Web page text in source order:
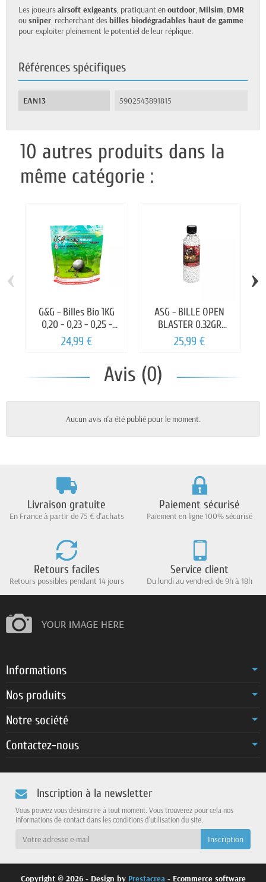
Les joueursairsoft exigeants, pratiquant enoutdoor, Milsim, DMR
ou sniper, recherchant desbilles biodégradables haut de gamme
pour exploiter pleinement le potentiel de leur réplique.
Références spécifiques
EAN13 5902543891815
10 autres produits dans la
même catégorie :
G&G - Billes Bio 1KG
0,20 - 0,23 - 0,25 -
0,28g
24,99 €
ASG - BILLE OPEN
BLASTER 0.32GR
BOUTEILLE 3300
BILLES AIRSO
25,99 €
‹ ›
Avis (0)
Aucun avis n'a été publié pour le moment.
Livraison gratuite
En France à partir de 75 € d'achats
Paiement sécurisé
Paiement en ligne 100% sécurisé
Retours faciles
Retours possibles pendant 14 jours
Service client
Du lundi au vendredi de 9h à 18h
Informations
Nos produits
Notre société
Contactez-nous
Inscription à la newsletter
Vous pouvez vous désinscrire à tout moment. Vous trouverez pour cela nos
informations de contact dans les conditions d'utilisation du site.
Copyright © 2026 - Design by Prestacrea- Ecommerce software